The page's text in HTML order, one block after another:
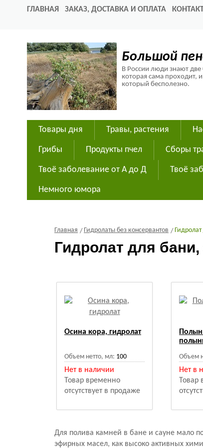
ГЛАВНАЯ ЗАКАЗ, ДОСТАВКА И ОПЛАТА
Большой
В России люди знают
которая сама проходит,
который бесполезно.
Товары дня Травы, растения
Грибы Продукты пчел Сборы
Твоё заболевание от А до Д Твоё
Немного юмора
Главная Гидролаты без консервантов
Гидролат для
Осина кора, гидролат
Объем нетто, мл: 100
Нет в наличии
Товар временно
отсутствует в продаже
Объем
Нет в
Для полива камней в бане и сауне мало
эфирных масел, как высоко активных